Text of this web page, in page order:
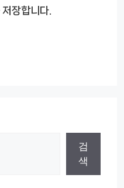
장합니다.
검
색